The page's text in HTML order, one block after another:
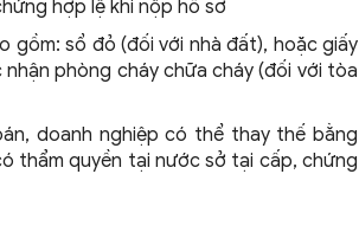
hợp lệ khi nộp hồ sơ
gồm: sổ đỏ (đối với nhà đất), hoặc giấy
phòng cháy chữa cháy (đối với tòa
doanh nghiệp có thể thay thế bằng
thẩm quyền tại nước sở tại cấp, chứng